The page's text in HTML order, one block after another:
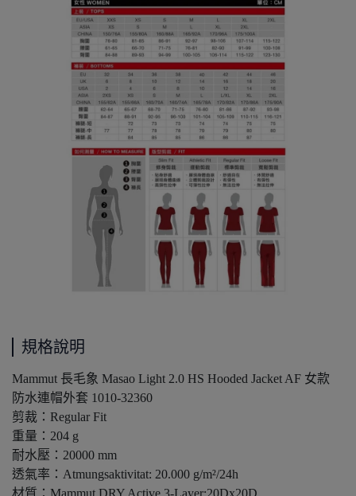
規格說明
Mammut 長毛象 Masao Light 2.0 HS Hooded Jacket AF 女款
防水連帽外套 1010-32360
剪裁：Regular Fit
重量：204 g
耐水壓：20000 mm
透氣率：Atmungsaktivitat: 20.000 g/m²/24h
材質：Mammut DRY Active 3-Layer;20Dx20D